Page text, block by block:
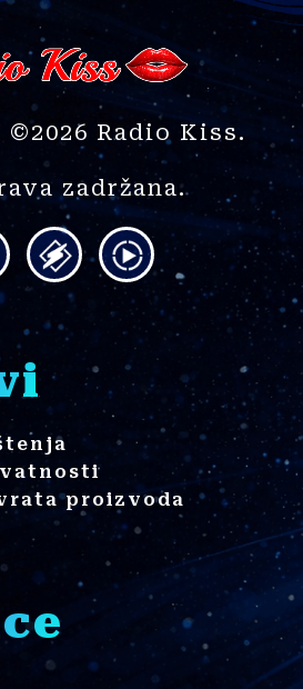
Radio Kiss.
zadržana.
proizvoda